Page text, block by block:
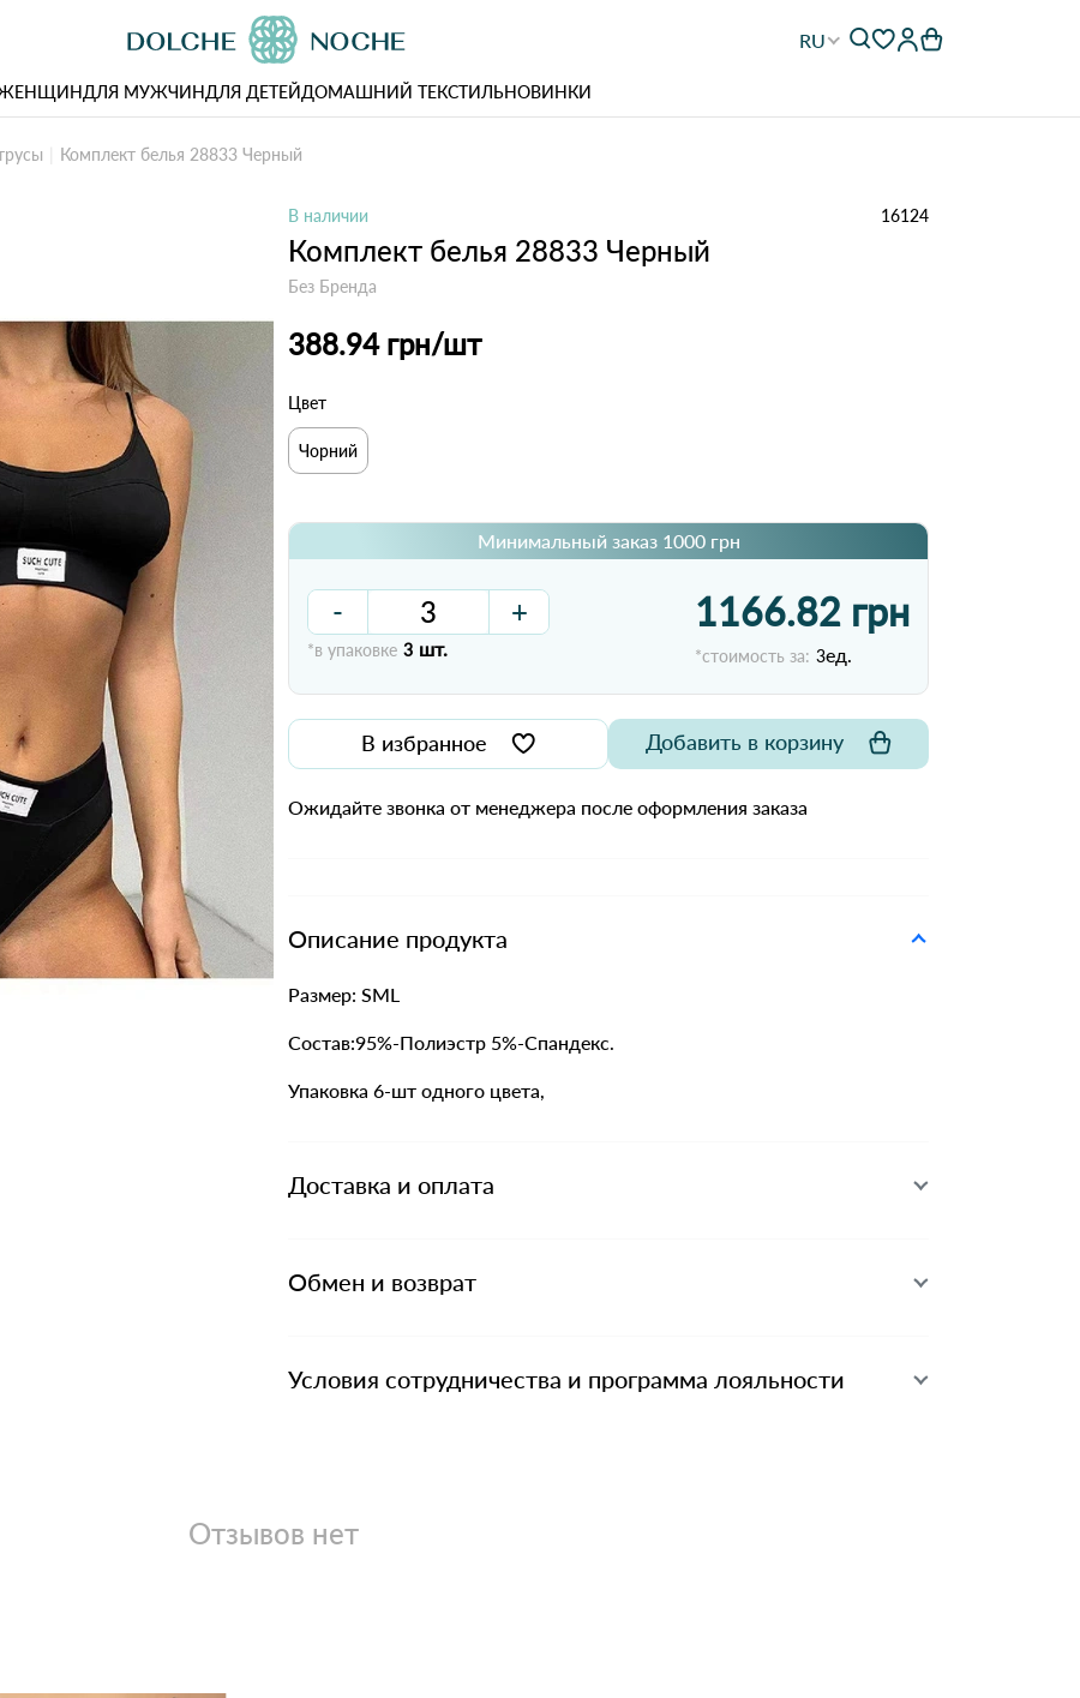
RU
ДЛЯ МУЖЧИНДЛЯ ДЕТЕЙДОМАШНИЙ ТЕКСТИЛЬНОВИНКИ
Комплект белья 28833 Черный
В наличии 16124
Комплект белья 28833 Черный
Без Бренда
388.94 грн/шт
Цвет
Чорний
Минимальный заказ 1000 грн
- +
*в упаковке 3 шт.
1166.82 грн
*стоимость за: 3ед.
В избранное Добавить в корзину
Ожидайте звонка от менеджера после оформления заказа
Описание продукта
Размер: SML
Состав:95%-Полиэстр 5%-Спандекс.
Упаковка 6-шт одного цвета,
Доставка и оплата
Обмен и возврат
Условия сотрудничества и программа лояльности
Отзывов нет